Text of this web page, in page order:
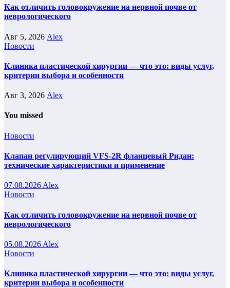
Как отличить головокружение на нервной почве от
неврологического
Авг 5, 2026 Alex
Новости
Клиника пластической хирургии — что это: виды услуг,
критерии выбора и особенности
Авг 3, 2026 Alex
You missed
Новости
Клапан регулирующий VFS-2R фланцевый Ридан:
технические характеристики и применение
07.08.2026 Alex
Новости
Как отличить головокружение на нервной почве от
неврологического
05.08.2026 Alex
Новости
Клиника пластической хирургии — что это: виды услуг,
критерии выбора и особенности